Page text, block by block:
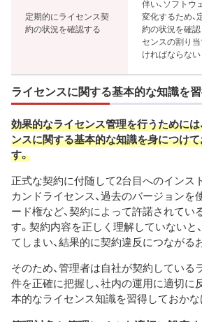
定期的にライセンス契
約の状況を確認する
伴い、ソフトウ
変化するため、
約の状況を確認
センスの割り
ければならない
ライセンスに関する基本的な知識を
効果的なライセンス管理を行うために
ンスに関する基本的な知識を身につけ
す。
正式な契約に付随して2台目へのインス
カンドライセンス、過去のバージョンを
ード権など、契約によって許諾されてい
す。契約内容を正しく理解していないと
てしまい、結果的に契約違反につながる
そのため、管理者は自社が契約している
件を正確に把握し、社内の運用に適切に
本的なライセンス知識を習得しておかな